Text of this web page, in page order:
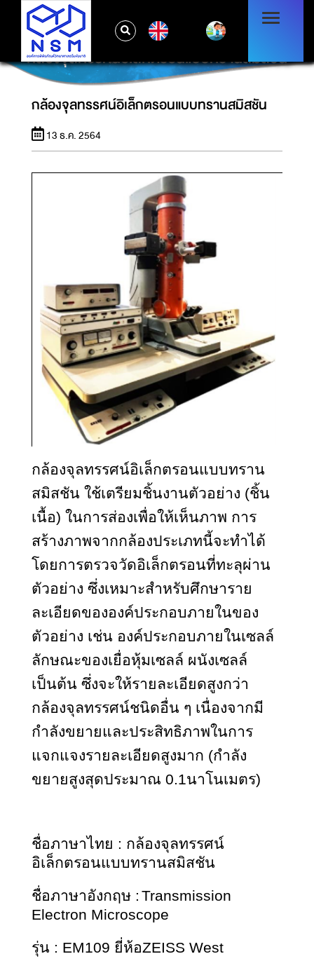
กล้องจุลทรรศน์อิเล็กตรอนแบบทรานสมิสชัน
กล้องจุลทรรศน์อิเล็กตรอนแบบทรานสมิสชัน
13 ธ.ค. 2564
กล้องจุลทรรศน์อิเล็กตรอนแบบทราน
สมิสชัน ใช้เตรียมชิ้นงานตัวอย่าง (ชิ้น
เนื้อ) ในการส่องเพื่อให้เห็นภาพ การ
สร้างภาพจากกล้องประเภทนี้จะทำได้
โดยการตรวจวัดอิเล็กตรอนที่ทะลุผ่าน
ตัวอย่าง ซึ่งเหมาะสำหรับศึกษาราย
ละเอียดขององค์ประกอบภายในของ
ตัวอย่าง เช่น องค์ประกอบภายในเซลล์
เป็นต้น ซึ่งจะให้รายละเอียดสูงกว่า
กล้องจุลทรรศน์ชนิดอื่น ๆ เนื่องจากมี
กำลังขยายและประสิทธิภาพในการ
แจกแจงรายละเอียดสูงมาก (กำลัง
ขยายสูงสุดประมาณ 0.1นาโนเมตร)
ชื่อภาษาไทย : กล้องจุลทรรศน์
อิเล็กตรอนแบบทรานสมิสชัน
ชื่อภาษาอังกฤษ : Transmission
Electron Microscope
รุ่น : EM109 ยี่ห้อZEISS West